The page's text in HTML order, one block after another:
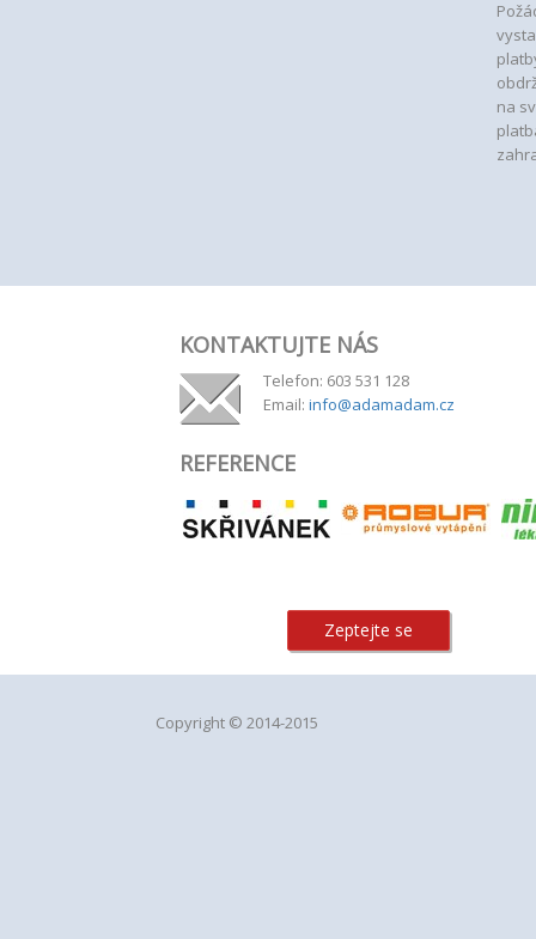
na
KONTAKTUJTE NÁS
Telefon: 603 531 128
Email: info@adamadam.cz
REFERENCE
Zeptejte se
Copyright © 2014-2015